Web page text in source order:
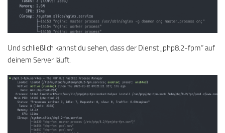
Und schließlich kannst du sehen, dass der Dienst „php8.2-fpm“ auf
deinem Server läuft.